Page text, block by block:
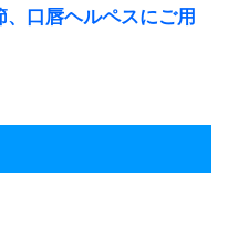
、口唇ヘルペスにご用